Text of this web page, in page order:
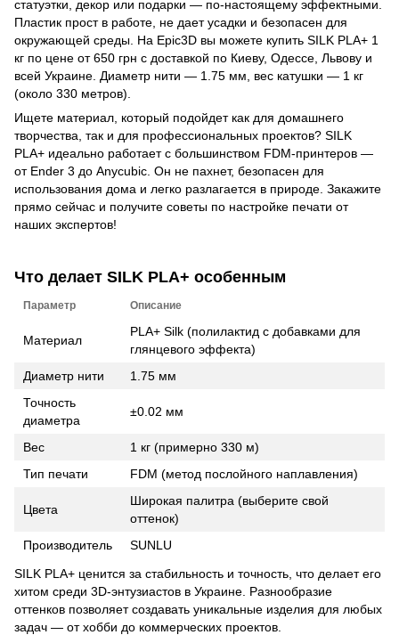
статуэтки, декор или подарки — по-настоящему эффектными.
Пластик прост в работе, не дает усадки и безопасен для
окружающей среды. На Epic3D вы можете купить SILK PLA+ 1
кг по цене от 650 грн с доставкой по Киеву, Одессе, Львову и
всей Украине. Диаметр нити — 1.75 мм, вес катушки — 1 кг
(около 330 метров).
Ищете материал, который подойдет как для домашнего
творчества, так и для профессиональных проектов? SILK
PLA+ идеально работает с большинством FDM-принтеров —
от Ender 3 до Anycubic. Он не пахнет, безопасен для
использования дома и легко разлагается в природе. Закажите
прямо сейчас и получите советы по настройке печати от
наших экспертов!
Что делает SILK PLA+ особенным
Параметр Описание
Материал
PLA+ Silk (полилактид с добавками для
глянцевого эффекта)
Диаметр нити
1.75 мм
Точность
диаметра
±0.02 мм
Вес
1 кг (примерно 330 м)
Тип печати
FDM (метод послойного наплавления)
Цвета
Широкая палитра (выберите свой
оттенок)
Производитель
SUNLU
SILK PLA+ ценится за стабильность и точность, что делает его
хитом среди 3D-энтузиастов в Украине. Разнообразие
оттенков позволяет создавать уникальные изделия для любых
задач — от хобби до коммерческих проектов.